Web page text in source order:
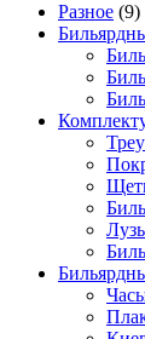
Разное (9)